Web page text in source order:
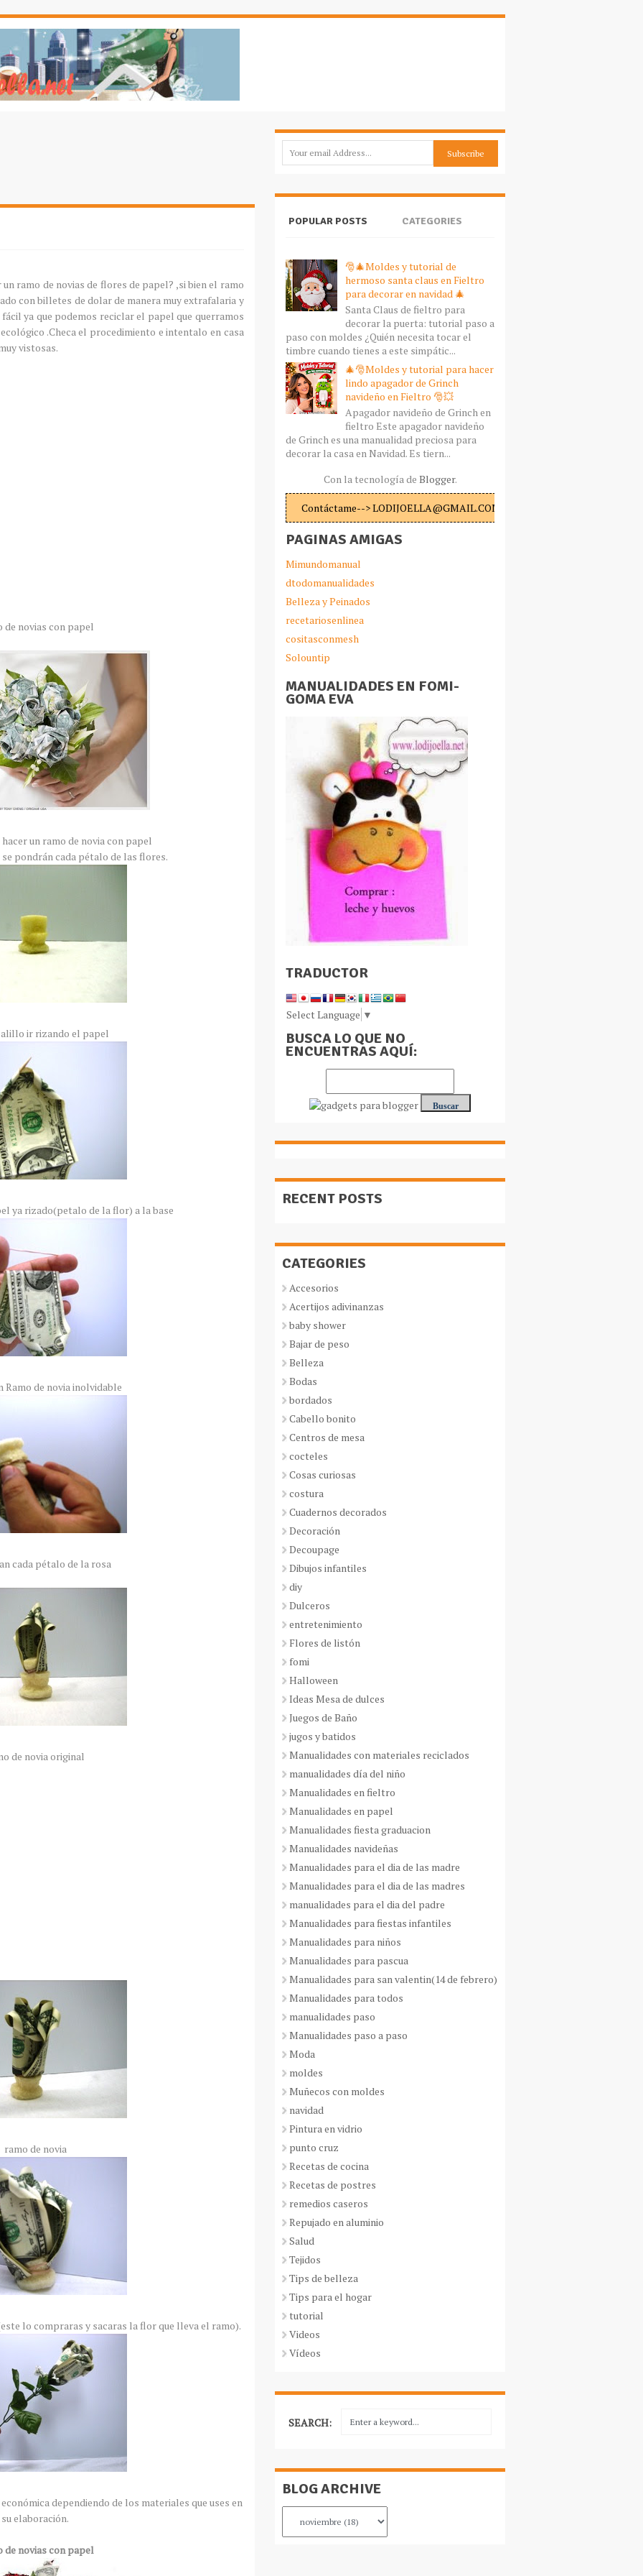
ramo de novias de flores de papel? ,si bien el ramo
con billetes de dolar de manera muy extrafalaria y
ya que podemos reciclar el papel que querramos
.Checa el procedimiento e intentalo en casa
vistosas.
de novias con papel
un ramo de novia con papel
pondrán cada pétalo de las flores.
ir rizando el papel
ya rizado(petalo de la flor) a la base
Ramo de novia inolvidable
cada pétalo de la rosa
de novia original
ramo de novia
lo compraras y sacaras la flor que lleva el ramo).
dependiendo de los materiales que uses en
su elaboración.
de novias con papel
POPULAR POSTS CATEGORIES
🎅🎄Moldes y tutorial de
hermoso santa claus en Fieltro
para decorar en navidad 🎄
Santa Claus de fieltro para
decorar la puerta: tutorial paso a
paso con moldes ¿Quién necesita tocar el
timbre cuando tienes a este simpátic...
🎄🎅Moldes y tutorial para hacer
lindo apagador de Grinch
navideño en Fieltro 🎅💥
Apagador navideño de Grinch en
fieltro Este apagador navideño
de Grinch es una manualidad preciosa para
decorar la casa en Navidad. Es tiern...
Con la tecnología de Blogger.
Contáctame--> LODIJOELLA@GMAIL.COM
PAGINAS AMIGAS
Mimundomanual
dtodomanualidades
Belleza y Peinados
recetariosenlinea
cositasconmesh
Solountip
MANUALIDADES EN FOMI-
GOMA EVA
TRADUCTOR
Select Language ▼
BUSCA LO QUE NO
ENCUENTRAS AQUÍ:
RECENT POSTS
CATEGORIES
Accesorios
Acertijos adivinanzas
baby shower
Bajar de peso
Belleza
Bodas
bordados
Cabello bonito
Centros de mesa
cocteles
Cosas curiosas
costura
Cuadernos decorados
Decoración
Decoupage
Dibujos infantiles
diy
Dulceros
entretenimiento
Flores de listón
fomi
Halloween
Ideas Mesa de dulces
Juegos de Baño
jugos y batidos
Manualidades con materiales reciclados
manualidades día del niño
Manualidades en fieltro
Manualidades en papel
Manualidades fiesta graduacion
Manualidades navideñas
Manualidades para el dia de las madre
Manualidades para el dia de las madres
manualidades para el dia del padre
Manualidades para fiestas infantiles
Manualidades para niños
Manualidades para pascua
Manualidades para san valentin(14 de febrero)
Manualidades para todos
manualidades paso
Manualidades paso a paso
Moda
moldes
Muñecos con moldes
navidad
Pintura en vidrio
punto cruz
Recetas de cocina
Recetas de postres
remedios caseros
Repujado en aluminio
Salud
Tejidos
Tips de belleza
Tips para el hogar
tutorial
Videos
Vídeos
SEARCH:
BLOG ARCHIVE